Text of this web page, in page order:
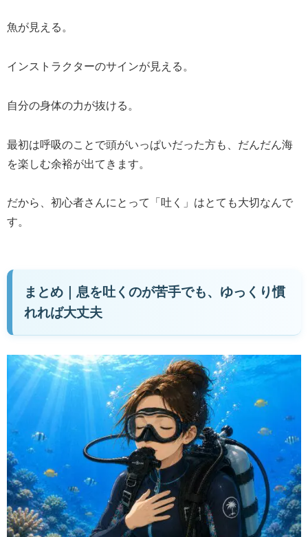
魚が見える。
インストラクターのサインが見える。
自分の身体の力が抜ける。
最初は呼吸のことで頭がいっぱいだった方も、だんだん海
を楽しむ余裕が出てきます。
だから、初心者さんにとって「吐く」はとても大切なんで
す。
まとめ｜息を吐くのが苦手でも、ゆっくり慣
れれば大丈夫